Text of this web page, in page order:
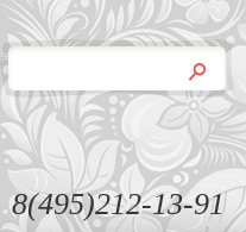
8(495)212-13-91